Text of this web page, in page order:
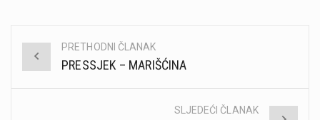
Post
PRETHODNI ČLANAK
PRESSJEK – MARIŠĆINA
SLJEDEĆI ČLANAK